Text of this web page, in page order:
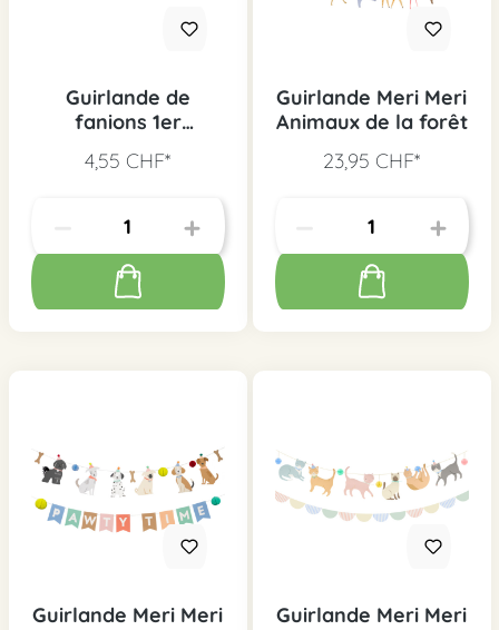
Guirlande de
fanions 1er
4,55 CHF*
Guirlande Meri Meri
Animaux de la forêt
23,95 CHF*
Guirlande Meri Meri
Guirlande Meri Meri